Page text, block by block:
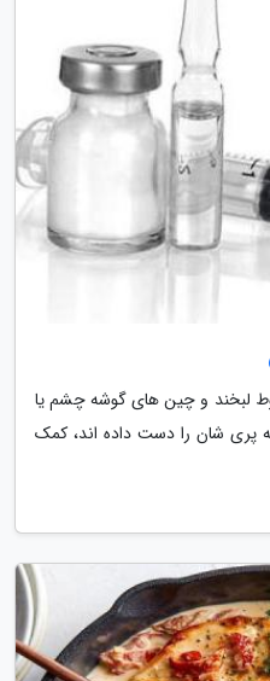
لبخند و چین های گوشه چشم یا
پری شان را دست داده اند، کمک